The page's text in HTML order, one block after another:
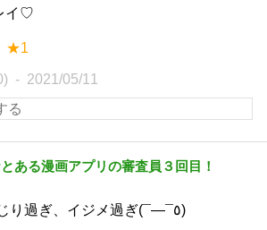
イ♡
★1
2021/05/11
ある漫画アプリの審査員３回目！
かじり過ぎ、イジメ過ぎ(¯―¯٥)